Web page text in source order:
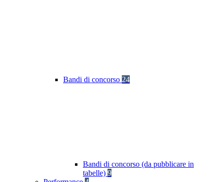
Bandi di concorso 24
Bandi di concorso (da pubblicare in
tabelle) 9